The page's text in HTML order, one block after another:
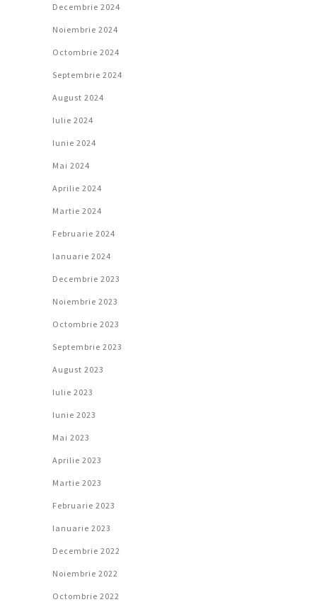
Decembrie 2024
Noiembrie 2024
Octombrie 2024
Septembrie 2024
August 2024
Iulie 2024
Iunie 2024
Mai 2024
Aprilie 2024
Martie 2024
Februarie 2024
Ianuarie 2024
Decembrie 2023
Noiembrie 2023
Octombrie 2023
Septembrie 2023
August 2023
Iulie 2023
Iunie 2023
Mai 2023
Aprilie 2023
Martie 2023
Februarie 2023
Ianuarie 2023
Decembrie 2022
Noiembrie 2022
Octombrie 2022